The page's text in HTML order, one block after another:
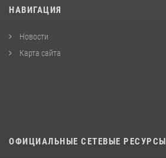
НАВИГАЦИЯ
Новости
Карта сайта
ОФИЦИАЛЬНЫЕ СЕТЕВЫЕ РЕСУРСЫ